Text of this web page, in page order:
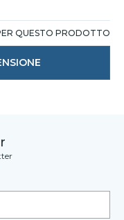
QUESTO PRODOTTO